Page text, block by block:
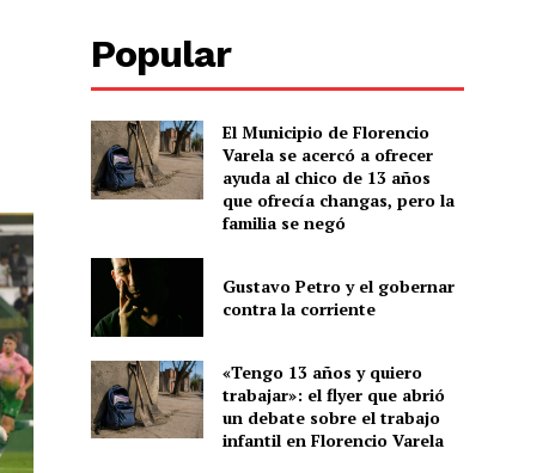
Popular
El Municipio de Florencio
Varela se acercó a ofrecer
ayuda al chico de 13 años
que ofrecía changas, pero la
familia se negó
Gustavo Petro y el gobernar
contra la corriente
«Tengo 13 años y quiero
trabajar»: el flyer que abrió
un debate sobre el trabajo
infantil en Florencio Varela